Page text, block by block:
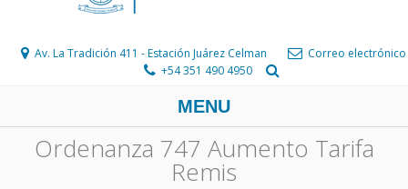
Av. La Tradición 411 - Estación Juárez Celman
Correo electrónico
+54 351 490 4950
MENU
Ordenanza 747 Aumento Tarifa
Remis